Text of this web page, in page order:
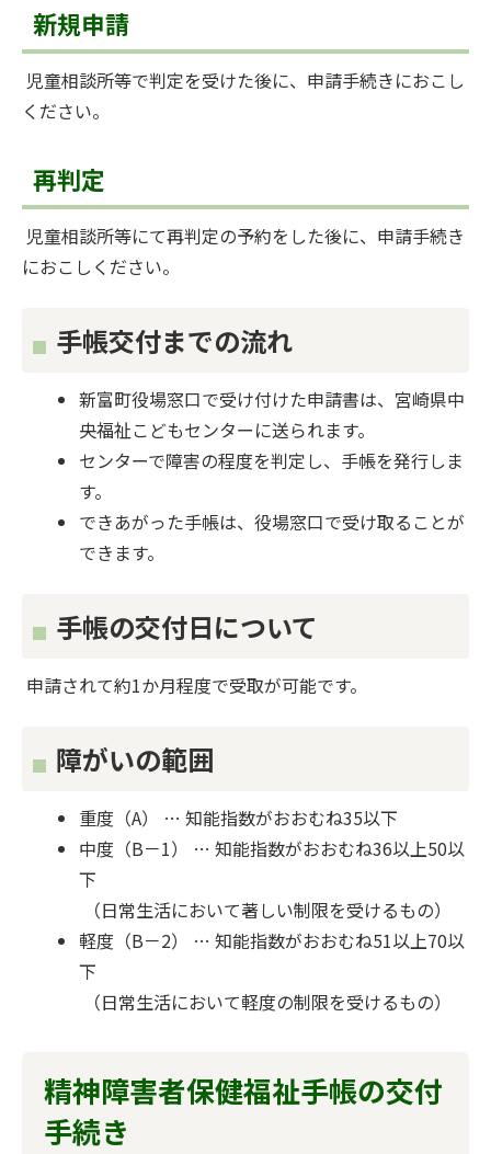
新規申請
児童相談所等で判定を受けた後に、申請手続きにおこし
ください。
再判定
児童相談所等にて再判定の予約をした後に、申請手続き
におこしください。
手帳交付までの流れ
新富町役場窓口で受け付けた申請書は、宮崎県中
央福祉こどもセンターに送られます。
センターで障害の程度を判定し、手帳を発行しま
す。
できあがった手帳は、役場窓口で受け取ることが
できます。
手帳の交付日について
申請されて約1か月程度で受取が可能です。
障がいの範囲
重度（A） … 知能指数がおおむね35以下
中度（B－1） … 知能指数がおおむね36以上50以
下
（日常生活において著しい制限を受けるもの）
軽度（B－2） … 知能指数がおおむね51以上70以
下
（日常生活において軽度の制限を受けるもの）
精神障害者保健福祉手帳の交付
手続き